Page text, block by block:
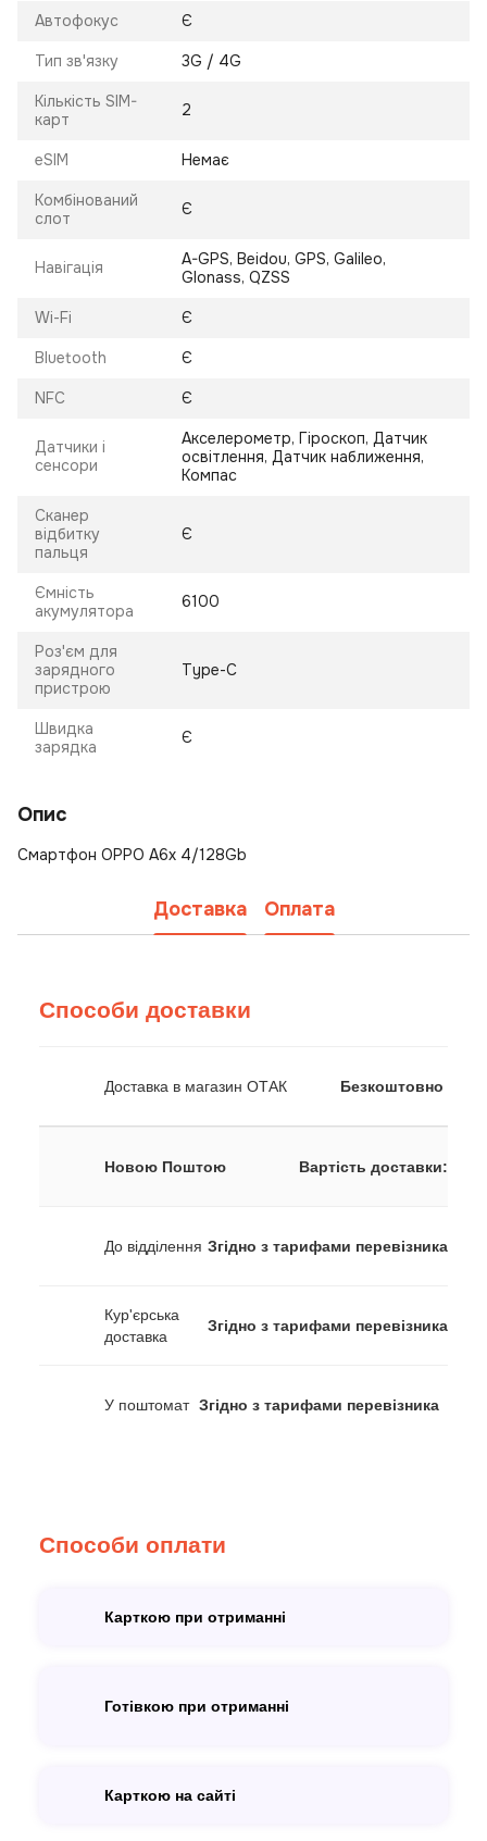
Автофокус Є
Тип зв'язку 3G / 4G
Кількість SIM-
карт
2
eSIM Немає
Комбінований
слот
Є
Навігація
A-GPS, Beidou, GPS, Galileo,
Glonass, QZSS
Wi-Fi Є
Bluetooth Є
NFC Є
Датчики і
сенсори
Акселерометр, Гіроскоп, Датчик
освітлення, Датчик наближення,
Компас
Сканер
відбитку
пальця
Є
Ємність
акумулятора
6100
Роз'єм для
зарядного
пристрою
Type-C
Швидка
зарядка
Є
Опис
Смартфон OPPO A6x 4/128Gb
Доставка Оплата
Способи доставки
Доставка в магазин ОТАК Безкоштовно
Новою Поштою Вартість доставки:
До відділення Згідно з тарифами перевізника
Кур'єрська
доставка
Згідно з тарифами перевізника
У поштомат Згідно з тарифами перевізника
Способи оплати
Карткою при отриманні
Готівкою при отриманні
Карткою на сайті